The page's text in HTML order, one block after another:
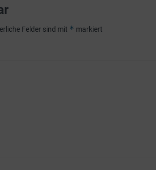
Felder sind mit * markiert